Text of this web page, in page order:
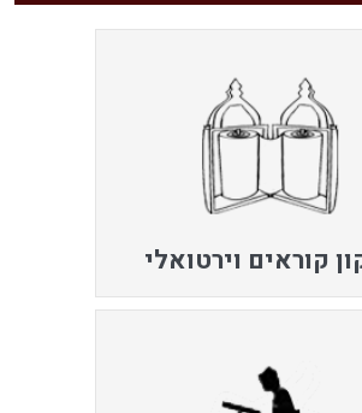
קוראים וירטואלי